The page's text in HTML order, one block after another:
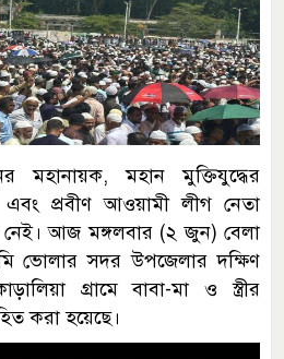
মহানায়ক, মহান মুক্তিযুদ্ধের
প্রবীণ আওয়ামী লীগ নেতা
আজ মঙ্গলবার (২ জুন) বেলা
ভোলার সদর উপজেলার দক্ষিণ
গ্রামে বাবা-মা ও স্ত্রীর
করা হয়েছে।